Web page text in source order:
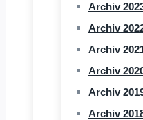
Archiv
Archiv
Archiv
Archiv
Archiv
Archiv